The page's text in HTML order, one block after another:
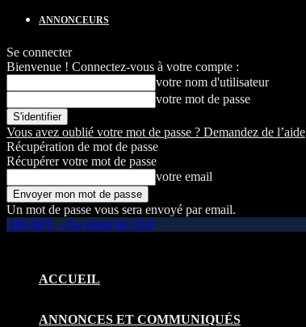
ANNONCEURS
Se connecter
Bienvenue ! Connectez-vous à votre compte :
votre nom d'utilisateur
votre mot de passe
Vous avez oublié votre mot de passe ? Demandez de l’aide
Récupération de mot de passe
Récupérer votre mot de passe
votre email
Un mot de passe vous sera envoyé par email.
HEART – Au coeur de l'Art
ACCUEIL
ANNONCES ET COMMUNIQUÉS